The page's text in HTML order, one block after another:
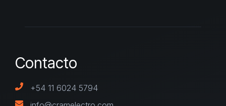
Contacto
+54 11 6024 5794